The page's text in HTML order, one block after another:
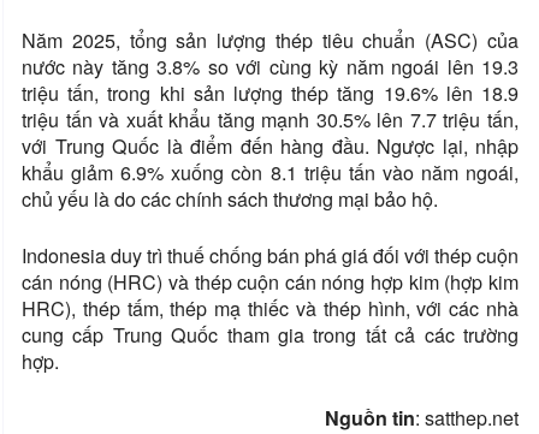
Năm 2025, tổng sản lượng thép tiêu chuẩn (ASC) của
nước này tăng 3.8% so với cùng kỳ năm ngoái lên 19.3
triệu tấn, trong khi sản lượng thép tăng 19.6% lên 18.9
triệu tấn và xuất khẩu tăng mạnh 30.5% lên 7.7 triệu tấn,
với Trung Quốc là điểm đến hàng đầu. Ngược lại, nhập
khẩu giảm 6.9% xuống còn 8.1 triệu tấn vào năm ngoái,
chủ yếu là do các chính sách thương mại bảo hộ.
Indonesia duy trì thuế chống bán phá giá đối với thép cuộn
cán nóng (HRC) và thép cuộn cán nóng hợp kim (hợp kim
HRC), thép tấm, thép mạ thiếc và thép hình, với các nhà
cung cấp Trung Quốc tham gia trong tất cả các trường
hợp.
Nguồn tin: satthep.net